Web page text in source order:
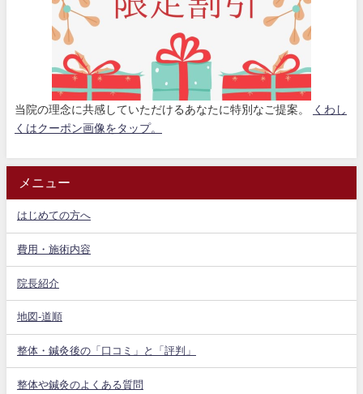
当院の理念に共感していただけるあなたに特別なご提案。
くわし
くはクーポン画像をタップ。
メニュー
はじめての方へ
費用・施術内容
院長紹介
地図-道順
整体・鍼灸後の「口コミ」と「評判」
整体や鍼灸のよくある質問